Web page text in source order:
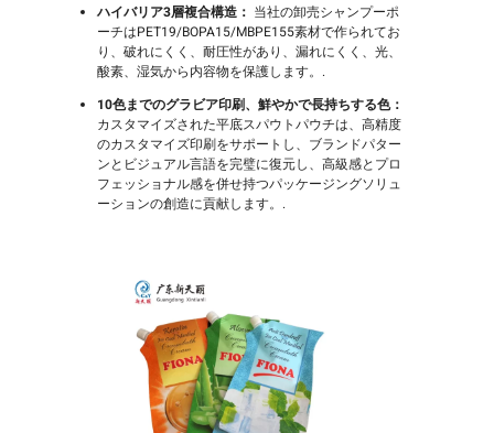
ハイバリア3層複合構造： 当社の卸売シャンプーポ
ーチはPET19/BOPA15/MBPE155素材で作られてお
り、破れにくく、耐圧性があり、漏れにくく、光、
酸素、湿気から内容物を保護します。.
10色までのグラビア印刷、鮮やかで長持ちする色：
カスタマイズされた平底スパウトパウチは、高精度
のカスタマイズ印刷をサポートし、ブランドパター
ンとビジュアル言語を完璧に復元し、高級感とプロ
フェッショナル感を併せ持つパッケージングソリュ
ーションの創造に貢献します。.